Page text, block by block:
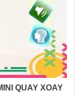
QUAY XOAY